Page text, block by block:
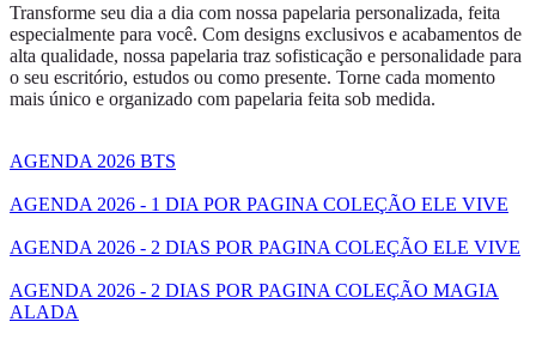
Transforme seu dia a dia com nossa papelaria personalizada, feita
especialmente para você. Com designs exclusivos e acabamentos de
alta qualidade, nossa papelaria traz sofisticação e personalidade para
o seu escritório, estudos ou como presente. Torne cada momento
mais único e organizado com papelaria feita sob medida.
AGENDA 2026 BTS
AGENDA 2026 - 1 DIA POR PAGINA COLEÇÃO ELE VIVE
AGENDA 2026 - 2 DIAS POR PAGINA COLEÇÃO ELE VIVE
AGENDA 2026 - 2 DIAS POR PAGINA COLEÇÃO MAGIA
ALADA